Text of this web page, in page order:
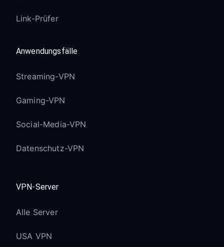
Link-Prüfer
Anwendungsfälle
Streaming-VPN
Gaming-VPN
Social-Media-VPN
Datenschutz-VPN
VPN-Server
Alle Server
USA VPN